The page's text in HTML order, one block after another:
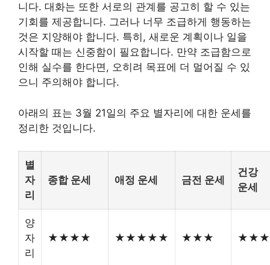
니다. 대화는 또한 서로의 관계를 공고히 할 수 있는
기회를 제공합니다. 그러나 너무 조급하게 행동하는
것은 지양해야 합니다. 특히, 새로운 계획이나 일을
시작할 때는 신중함이 필요합니다. 만약 조급함으로
인해 실수를 한다면, 오히려 목표에 더 멀어질 수 있
으니 주의해야 합니다.
아래의 표는 3월 21일의 주요 별자리에 대한 운세를
정리한 것입니다.
별
자
리
종합 운세 애정 운세 금전 운세
건강
운세
양
자
리
★★★★ ★★★★★ ★★★ ★★★